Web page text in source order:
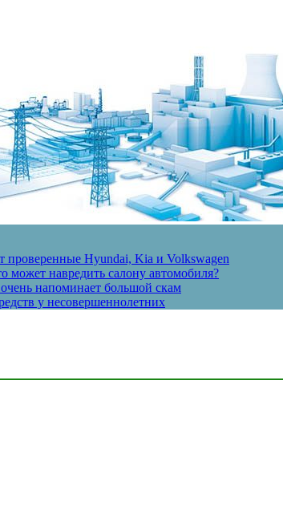
проверенные Hyundai, Kia и Volkswagen
навредить салону автомобиля?
напоминает большой скам
у несовершеннолетних